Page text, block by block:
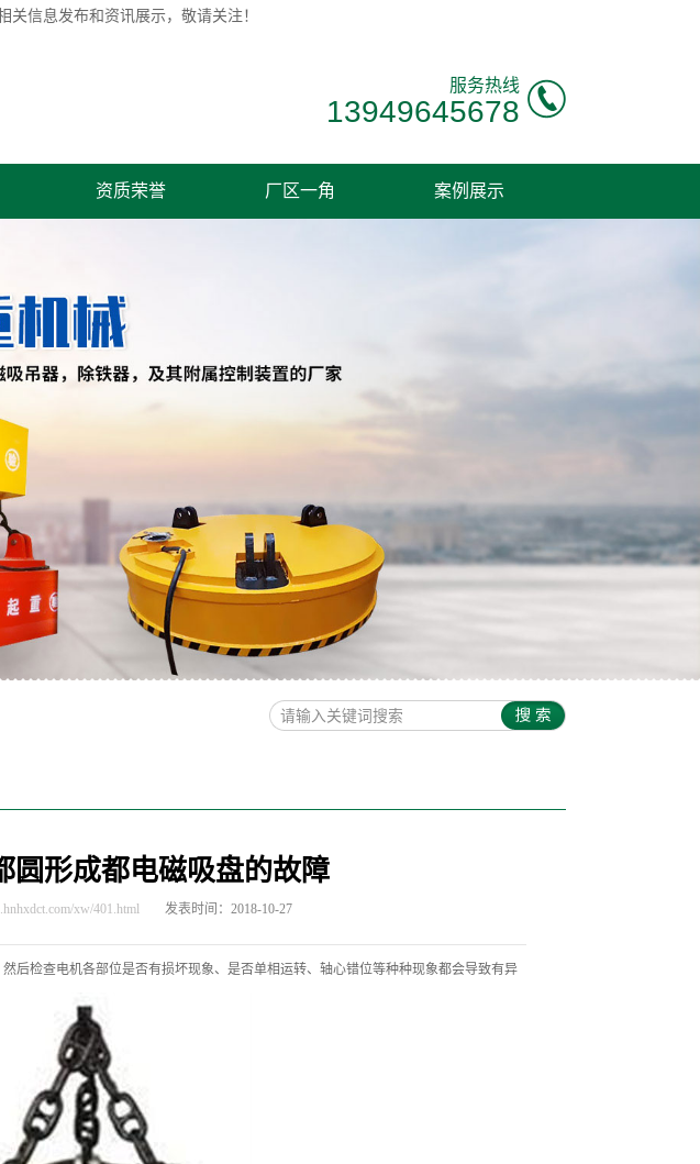
关信息发布和资讯展示，敬请关注！
服务热线
13949645678
资质荣誉 厂区一角 案例展示
圆形成都电磁吸盘的故障
xw/401.html 发表时间：2018-10-27
后检查电机各部位是否有损坏现象、是否单相运转、轴心错位等种种现象都会导致有异